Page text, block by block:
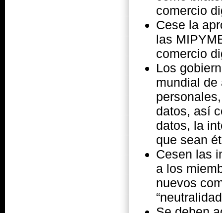
comercio
Cese la
las
comercio
Los
mundial de
datos, así
datos, la
que sean
Cesen las
a los
nuevos